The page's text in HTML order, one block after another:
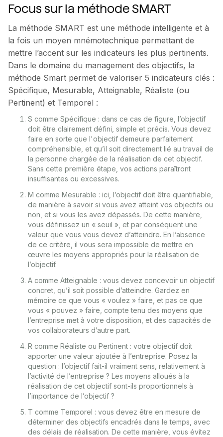
Focus sur la méthode SMART
La méthode SMART est une méthode intelligente et à
la fois un moyen mnémotechnique permettant de
mettre l’accent sur les indicateurs les plus pertinents.
Dans le domaine du management des objectifs, la
méthode Smart permet de valoriser 5 indicateurs clés :
Spécifique, Mesurable, Atteignable, Réaliste (ou
Pertinent) et Temporel :
S comme Spécifique : dans ce cas de figure, l’objectif
doit être clairement défini, simple et précis. Vous devez
faire en sorte que l'objectif demeure parfaitement
compréhensible, et qu’il soit directement lié au travail de
la personne chargée de la réalisation de cet objectif.
Sans cette première étape, vos actions paraîtront
insuffisantes ou excessives.
M comme Mesurable : ici, l’objectif doit être quantifiable,
de manière à savoir si vous avez atteint vos objectifs ou
non, et si vous les avez dépassés. De cette manière,
vous définissez un « seuil », et par conséquent une
valeur que vous vous devez d’atteindre. En l’absence
de ce critère, il vous sera impossible de mettre en
œuvre les moyens appropriés pour la réalisation de
l’objectif.
A comme Atteignable : vous devez concevoir un objectif
concret, qu’il soit possible d’atteindre. Gardez en
mémoire ce que vous « voulez » faire, et pas ce que
vous « pouvez » faire, compte tenu des moyens que
l’entreprise met à votre disposition, et des capacités de
vos collaborateurs d’autre part.
R comme Réaliste ou Pertinent : votre objectif doit
apporter une valeur ajoutée à l’entreprise. Posez la
question : l’objectif fait-il vraiment sens, relativement à
l’activité de l’entreprise ? Les moyens alloués à la
réalisation de cet objectif sont-ils proportionnels à
l’importance de l’objectif ?
T comme Temporel : vous devez être en mesure de
déterminer des objectifs encadrés dans le temps, avec
des délais de réalisation. De cette manière, vous évitez